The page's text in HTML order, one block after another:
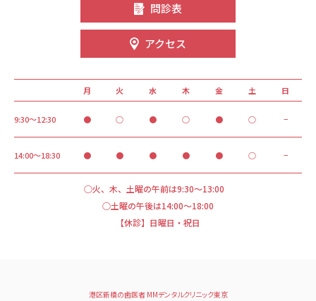
問診表
アクセス
月 火 水 木 金 土 日
9:30～12:30 ● ○ ● ○ ● ○ −
14:00～18:30 ● ● ● ● ● ○ −
○火、木、土曜の午前は9:30～13:00
○土曜の午後は14:00～18:00
【休診】日曜日・祝日
港区新橋の歯医者 MMデンタルクリニック東京